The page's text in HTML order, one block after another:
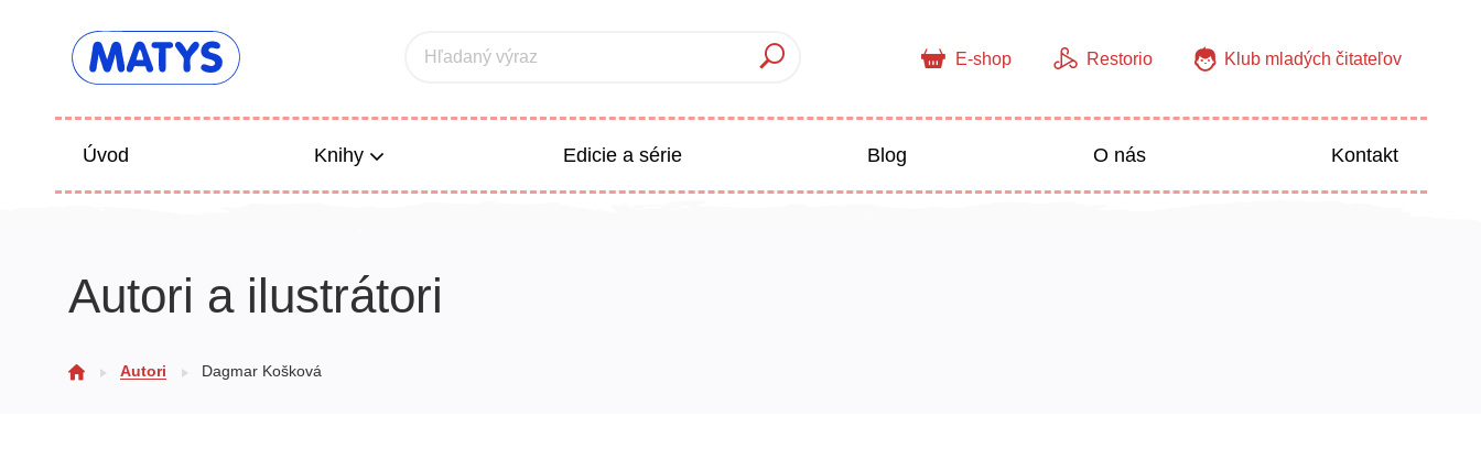
Hľadaný výraz E-shop Restorio Klub mladých čitateľov
Úvod Knihy
Poézia
Edicie a série Blog O nás Kontakt
Autori a ilustrátori
Autori Dagmar Košková